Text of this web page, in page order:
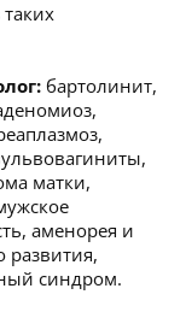
бартолинит,
матки,
аменорея и
развития,
синдром.